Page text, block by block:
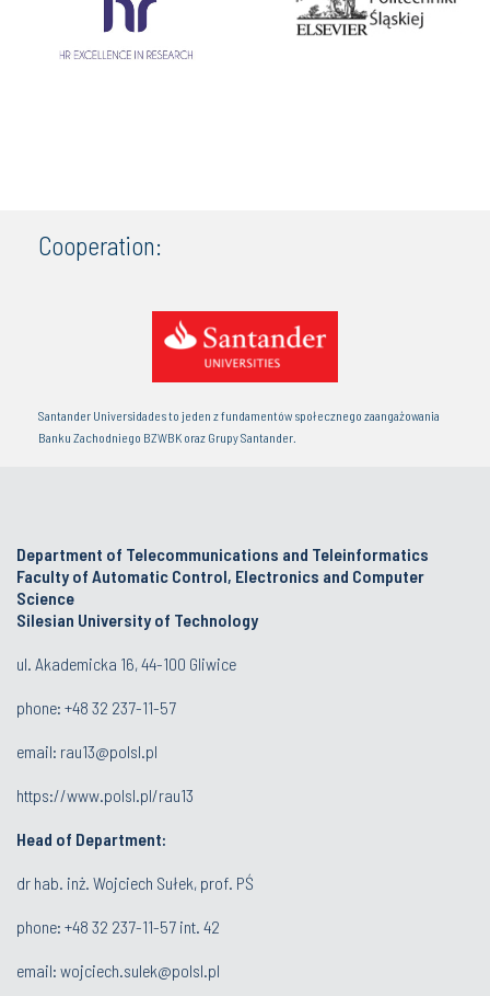
Cooperation:
Santander Universidades to jeden z fundamentów społecznego zaangażowania
Banku Zachodniego BZWBK oraz Grupy Santander.
Department of Telecommunications and Teleinformatics
Faculty of Automatic Control, Electronics and Computer
Science
Silesian University of Technology
ul. Akademicka 16, 44-100 Gliwice
phone: +48 32 237-11-57
email: rau13@polsl.pl
https://www.polsl.pl/rau13
Head of Department:
dr hab. inż. Wojciech Sułek, prof. PŚ
phone: +48 32 237-11-57 int. 42
email: wojciech.sulek@polsl.pl